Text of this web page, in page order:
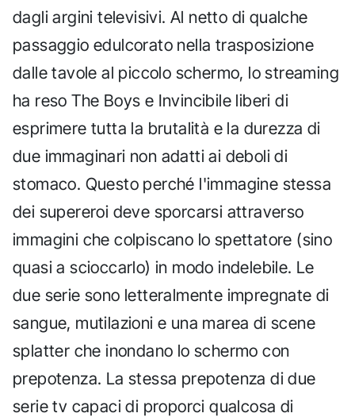
dagli argini televisivi. Al netto di qualche
passaggio edulcorato nella trasposizione
dalle tavole al piccolo schermo, lo streaming
ha reso The Boys e Invincibile liberi di
esprimere tutta la brutalità e la durezza di
due immaginari non adatti ai deboli di
stomaco. Questo perché l'immagine stessa
dei supereroi deve sporcarsi attraverso
immagini che colpiscano lo spettatore (sino
quasi a scioccarlo) in modo indelebile. Le
due serie sono letteralmente impregnate di
sangue, mutilazioni e una marea di scene
splatter che inondano lo schermo con
prepotenza. La stessa prepotenza di due
serie tv capaci di proporci qualcosa di